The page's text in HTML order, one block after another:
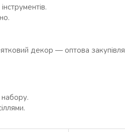
декор — оптова закупівля